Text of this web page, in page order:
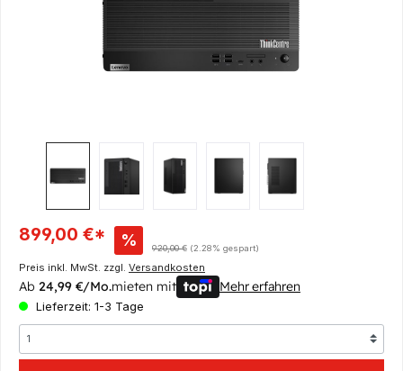
Verkaufspreis:
899,00 €* % Regulärer Preis:
920,00 € (2.28% gespart)
Preis inkl. MwSt. zzgl. Versandkosten
Ab 24,99 €/Mo.mieten mit Mehr erfahren
Lieferzeit: 1-3 Tage